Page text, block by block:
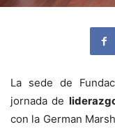
La sede de
jornada de
con la German